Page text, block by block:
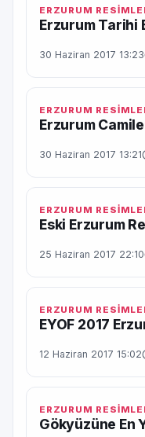
ERZURUM
Erzurum Tarihi
30 Haziran 2017 13:23
ERZURUM
Erzurum
30 Haziran 2017 13:21
ERZURUM
Eski Erzurum
25 Haziran 2017 22:10
ERZURUM
EYOF 2017
12 Haziran 2017 15:02
ERZURUM
Gökyüzüne En